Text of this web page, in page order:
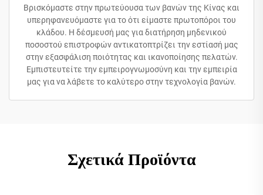
Βρισκόμαστε στην πρωτεύουσα των βανών της Κίνας και
υπερηφανευόμαστε για το ότι είμαστε πρωτοπόροι του
κλάδου. Η δέσμευσή μας για διατήρηση μηδενικού
ποσοστού επιστροφών αντικατοπτρίζει την εστίασή μας
στην εξασφάλιση ποιότητας και ικανοποίησης πελατών.
Εμπιστευτείτε την εμπειρογνωμοσύνη και την εμπειρία
μας για να λάβετε το καλύτερο στην τεχνολογία βανών.
Σχετικά Προϊόντα